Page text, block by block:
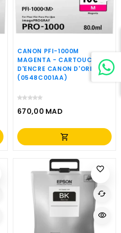
CANON PFI-1000M
MAGENTA - CARTOUCHE
D'ENCRE CANON D'ORIGINE
(0548C001AA)
670,00 MAD
Prix
shopping_cart
favorite_border
cached
visibility